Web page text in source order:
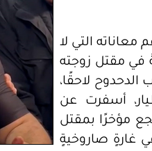
التي لا
في مقتل زوجته
الدحدوح لاحقًا،
أسفرت عن
مؤخرًا بمقتل
غارةٍ صاروخيةٍ